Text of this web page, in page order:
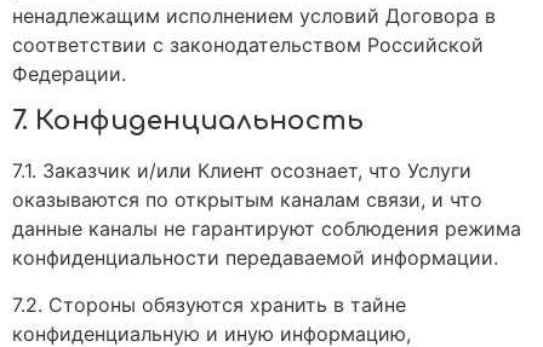
ненадлежащим исполнением условий Договора в
соответствии с законодательством Российской
Федерации.
7. Конфиденциальность
7.1. Заказчик и/или Клиент осознает, что Услуги
оказываются по открытым каналам связи, и что
данные каналы не гарантируют соблюдения режима
конфиденциальности передаваемой информации.
7.2. Стороны обязуются хранить в тайне
конфиденциальную и иную информацию,